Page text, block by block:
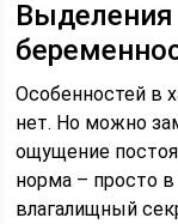
Выделения
Особенностей в
нет. Но можно
ощущение
норма – просто
влагалищный